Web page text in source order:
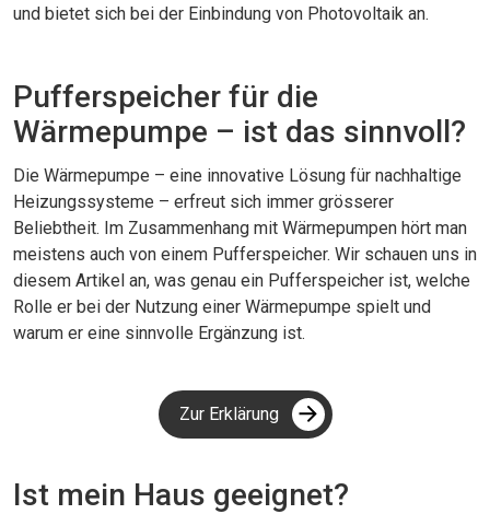
und bietet sich bei der Einbindung von Photovoltaik an.
Pufferspeicher für die
Wärmepumpe – ist das sinnvoll?
Die Wärmepumpe – eine innovative Lösung für nachhaltige
Heizungssysteme – erfreut sich immer grösserer
Beliebtheit. Im Zusammenhang mit Wärmepumpen hört man
meistens auch von einem Pufferspeicher. Wir schauen uns in
diesem Artikel an, was genau ein Pufferspeicher ist, welche
Rolle er bei der Nutzung einer Wärmepumpe spielt und
warum er eine sinnvolle Ergänzung ist.
Zur Erklärung
Ist mein Haus geeignet?